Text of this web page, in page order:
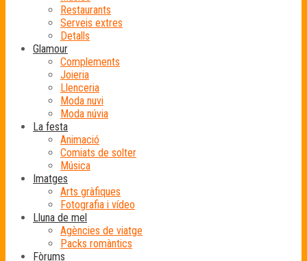
Restaurants
Serveis extres
Detalls
Glamour
Complements
Joieria
Llenceria
Moda nuvi
Moda núvia
La festa
Animació
Comiats de solter
Música
Imatges
Arts gràfiques
Fotografia i vídeo
Lluna de mel
Agències de viatge
Packs romàntics
Fòrums